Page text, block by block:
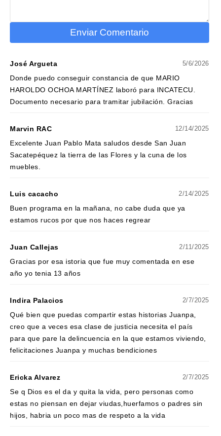
Enviar Comentario
José Argueta 5/6/2026
Donde puedo conseguir constancia de que MARIO
HAROLDO OCHOA MARTÍNEZ laboró para INCATECU.
Documento necesario para tramitar jubilación. Gracias
Marvin RAC 12/14/2025
Excelente Juan Pablo Mata saludos desde San Juan
Sacatepéquez la tierra de las Flores y la cuna de los
muebles.
Luis cacacho 2/14/2025
Buen programa en la mañana, no cabe duda que ya
estamos rucos por que nos haces regrear
Juan Callejas 2/11/2025
Gracias por esa istoria que fue muy comentada en ese
año yo tenia 13 años
Indira Palacios 2/7/2025
Qué bien que puedas compartir estas historias Juanpa,
creo que a veces esa clase de justicia necesita el país
para que pare la delincuencia en la que estamos viviendo,
felicitaciones Juanpa y muchas bendiciones
Ericka Alvarez 2/7/2025
Se q Dios es el da y quita la vida, pero personas como
estas no piensan en dejar viudas,huerfamos o padres sin
hijos, habria un poco mas de respeto a la vida